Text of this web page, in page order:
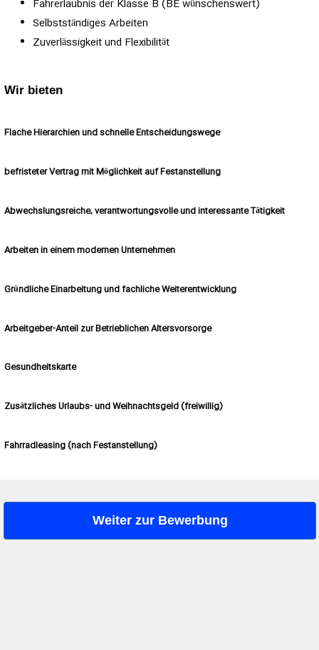
Fahrerlaubnis der Klasse B (BE wünschenswert)
Selbstständiges Arbeiten
Zuverlässigkeit und Flexibilität
Wir bieten
Flache Hierarchien und schnelle Entscheidungswege
befristeter Vertrag mit Möglichkeit auf Festanstellung
Abwechslungsreiche, verantwortungsvolle und interessante Tätigkeit
Arbeiten in einem modernen Unternehmen
Gründliche Einarbeitung und fachliche Weiterentwicklung
Arbeitgeber-Anteil zur Betrieblichen Altersvorsorge
Gesundheitskarte
Zusätzliches Urlaubs- und Weihnachtsgeld (freiwillig)
Fahrradleasing (nach Festanstellung)
Weiter zur Bewerbung